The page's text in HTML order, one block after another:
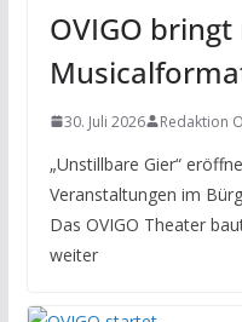
OVIGO bringt
30. Juli 2026 Redaktion
„Unstillbare Gier“
Veranstaltungen im
Das OVIGO Theater
weiter